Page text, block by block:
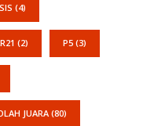
(4)
(2) P5 (3)
JUARA(80)